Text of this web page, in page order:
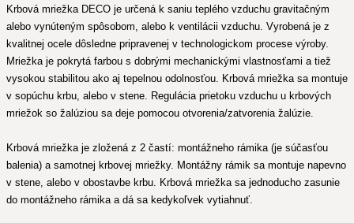
Krbová mriežka DECO je určená k saniu teplého vzduchu gravitačným
alebo vynúteným spôsobom, alebo k ventilácii vzduchu. Vyrobená je z
kvalitnej ocele dôsledne pripravenej v technologickom procese výroby.
Mriežka je pokrytá farbou s dobrými mechanickými vlastnosťami a tiež
vysokou stabilitou ako aj tepelnou odolnosťou. Krbová mriežka sa montuje
v sopúchu krbu, alebo v stene. Regulácia prietoku vzduchu u krbových
mriežok so žalúziou sa deje pomocou otvorenia/zatvorenia žalúzie.
Krbová mriežka je zložená z 2 častí: montážneho rámika (je súčasťou
balenia) a samotnej krbovej mriežky. Montážny rámik sa montuje napevno
v stene, alebo v obostavbe krbu. Krbová mriežka sa jednoducho zasunie
do montážneho rámika a dá sa kedykoľvek vytiahnuť.